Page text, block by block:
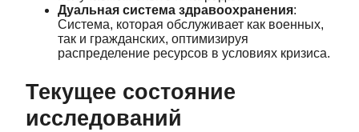
Дуальная система здравоохранения:
Система, которая обслуживает как военных,
так и гражданских, оптимизируя
распределение ресурсов в условиях кризиса.
Текущее состояние
исследований